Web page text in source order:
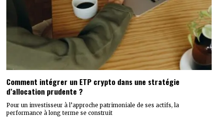
Comment intégrer un ETP crypto dans une stratégie
d’allocation prudente ?
Pour un investisseur à l’approche patrimoniale de ses actifs, la
performance à long terme se construit